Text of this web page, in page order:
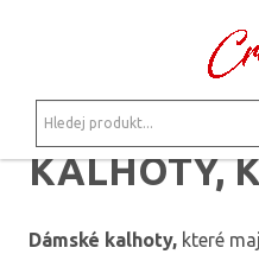
KALHOTY,
SVĚTLE KÁVOVÉ
KALHOTY,
Dámské kalhoty, které